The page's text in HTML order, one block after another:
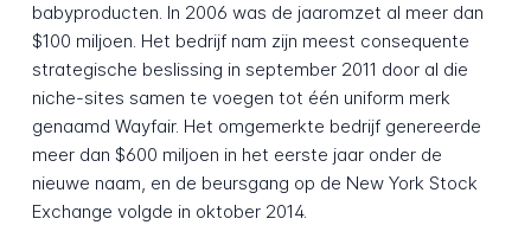
babyproducten. In 2006 was de jaaromzet al meer dan
$100 miljoen. Het bedrijf nam zijn meest consequente
strategische beslissing in september 2011 door al die
niche-sites samen te voegen tot één uniform merk
genaamd Wayfair. Het omgemerkte bedrijf genereerde
meer dan $600 miljoen in het eerste jaar onder de
nieuwe naam, en de beursgang op de New York Stock
Exchange volgde in oktober 2014.